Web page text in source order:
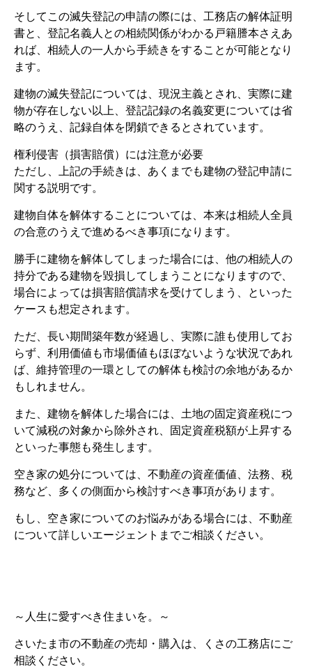
そしてこの滅失登記の申請の際には、工務店の解体証明
書と、登記名義人との相続関係がわかる戸籍謄本さえあ
れば、相続人の一人から手続きをすることが可能となり
ます。
建物の滅失登記については、現況主義とされ、実際に建
物が存在しない以上、登記記録の名義変更については省
略のうえ、記録自体を閉鎖できるとされています。
権利侵害（損害賠償）には注意が必要
ただし、上記の手続きは、あくまでも建物の登記申請に
関する説明です。
建物自体を解体することについては、本来は相続人全員
の合意のうえで進めるべき事項になります。
勝手に建物を解体してしまった場合には、他の相続人の
持分である建物を毀損してしまうことになりますので、
場合によっては損害賠償請求を受けてしまう、といった
ケースも想定されます。
ただ、長い期間築年数が経過し、実際に誰も使用してお
らず、利用価値も市場価値もほぼないような状況であれ
ば、維持管理の一環としての解体も検討の余地があるか
もしれません。
また、建物を解体した場合には、土地の固定資産税につ
いて減税の対象から除外され、固定資産税額が上昇する
といった事態も発生します。
空き家の処分については、不動産の資産価値、法務、税
務など、多くの側面から検討すべき事項があります。
もし、空き家についてのお悩みがある場合には、不動産
について詳しいエージェントまでご相談ください。
～人生に愛すべき住まいを。～
さいたま市の不動産の売却・購入は、くさの工務店にご
相談ください。